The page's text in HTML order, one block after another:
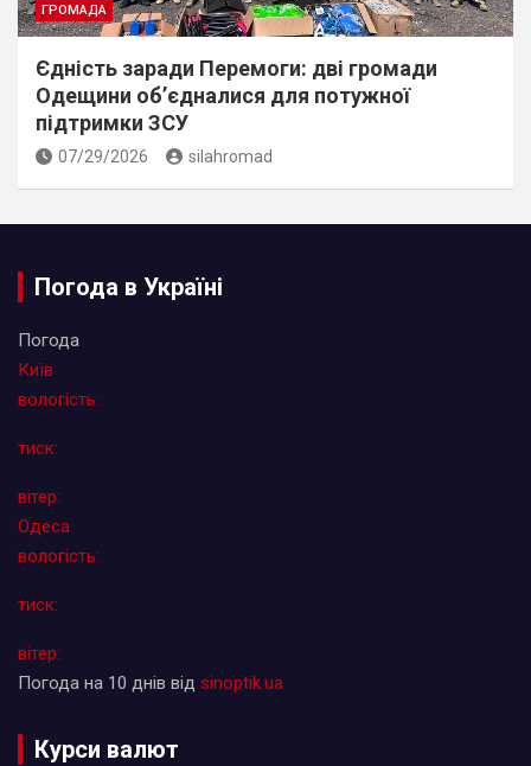
ГРОМАДА
Єдність заради Перемоги: дві громади
Одещини об’єдналися для потужної
підтримки ЗСУ
07/29/2026 silahromad
Погода в Україні
Погода
Київ
вологість:
тиск:
вітер:
Одеса
вологість:
тиск:
вітер:
Погода на 10 днів від sinoptik.ua
Курси валют